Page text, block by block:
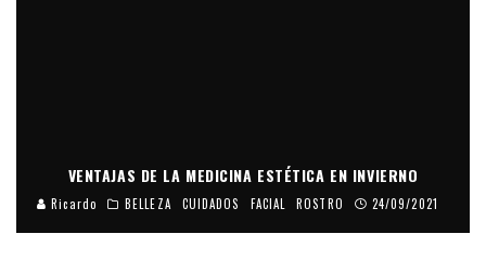
VENTAJAS DE LA MEDICINA ESTÉTICA EN INVIERNO
Ricardo BELLEZA CUIDADOS FACIAL ROSTRO 24/09/2021